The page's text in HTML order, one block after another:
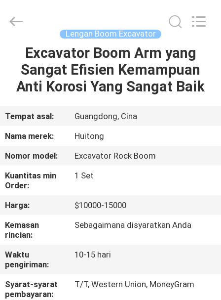
RUMAH
PRODUK
PERTUNJUKAN
VR
TENTANG
KAMI
TUR
PABRIK
KONTROL
KUALITAS
Lengan Boom Excavator
Excavator Boom Arm yang
Sangat Efisien Kemampuan
Anti Korosi Yang Sangat Baik
Tempat asal:
Guangdong, Cina
Nama merek:
Huitong
Nomor model:
Excavator Rock Boom
Kuantitas min
Order:
1 Set
Harga:
$10000-15000
Kemasan
rincian:
Sebagaimana disyaratkan Anda
Waktu
pengiriman:
10-15 hari
Syarat-syarat
pembayaran:
T/T, Western Union, MoneyGram